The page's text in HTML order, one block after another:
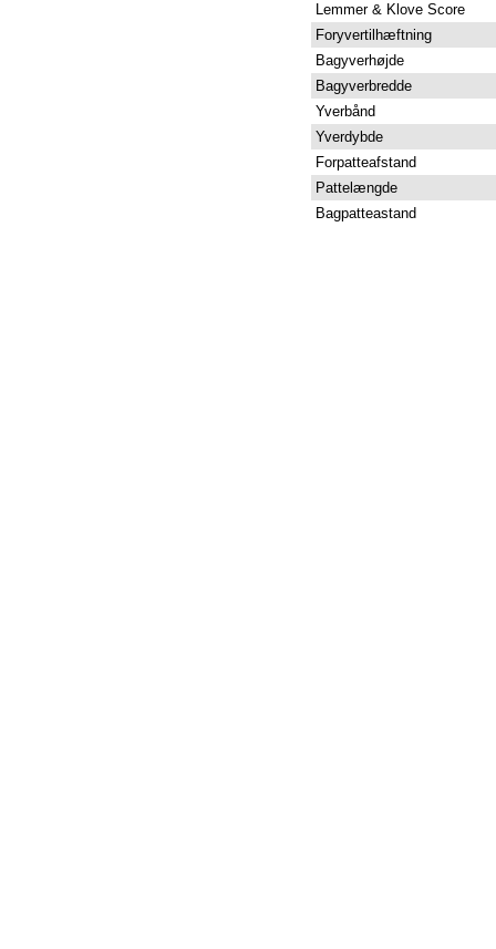
Lemmer & Klove Score
Foryvertilhæftning
Bagyverhøjde
Bagyverbredde
Yverbånd
Yverdybde
Forpatteafstand
Pattelængde
Bagpatteastand